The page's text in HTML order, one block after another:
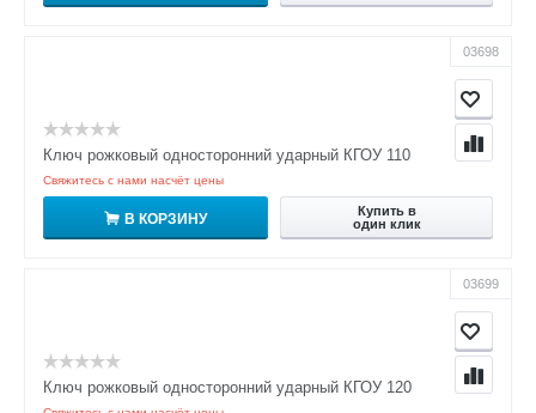
03698
Ключ рожковый односторонний ударный КГОУ 110
Свяжитесь с нами насчёт цены
В КОРЗИНУ
Купить в
один клик
03699
Ключ рожковый односторонний ударный КГОУ 120